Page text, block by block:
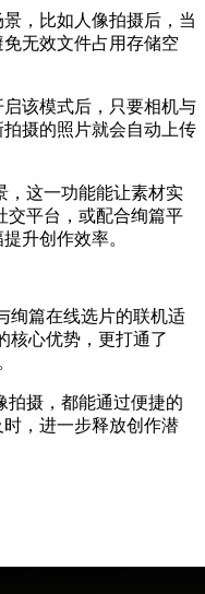
，比如人像拍摄后，当
无效文件占用存储空
该模式后，只要相机与
摄的照片就会自动上传
，这一功能能让素材实
交平台，或配合绚篇平
升创作效率。
绚篇在线选片的联机适
核心优势，更打通了
拍摄，都能通过便捷的
，进一步释放创作潜